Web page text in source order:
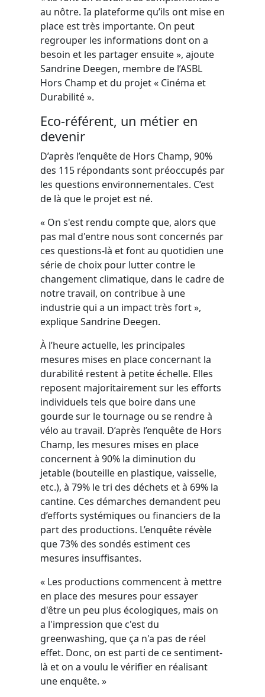
au nôtre. Ia plateforme qu’ils ont mise en
place est très importante. On peut
regrouper les informations dont on a
besoin et les partager ensuite », ajoute
Sandrine Deegen, membre de l’ASBL
Hors Champ et du projet « Cinéma et
Durabilité ».
Eco-référent, un métier en
devenir
D’après l’enquête de Hors Champ, 90%
des 115 répondants sont préoccupés par
les questions environnementales. C’est
de là que le projet est né.
« On s'est rendu compte que, alors que
pas mal d'entre nous sont concernés par
ces questions-là et font au quotidien une
série de choix pour lutter contre le
changement climatique, dans le cadre de
notre travail, on contribue à une
industrie qui a un impact très fort »,
explique Sandrine Deegen.
À l’heure actuelle, les principales
mesures mises en place concernant la
durabilité restent à petite échelle. Elles
reposent majoritairement sur les efforts
individuels tels que boire dans une
gourde sur le tournage ou se rendre à
vélo au travail. D’après l’enquête de Hors
Champ, les mesures mises en place
concernent à 90% la diminution du
jetable (bouteille en plastique, vaisselle,
etc.), à 79% le tri des déchets et à 69% la
cantine. Ces démarches demandent peu
d’efforts systémiques ou financiers de la
part des productions. L’enquête révèle
que 73% des sondés estiment ces
mesures insuffisantes.
« Les productions commencent à mettre
en place des mesures pour essayer
d'être un peu plus écologiques, mais on
a l'impression que c'est du
greenwashing, que ça n'a pas de réel
effet. Donc, on est parti de ce sentiment-
là et on a voulu le vérifier en réalisant
une enquête. »